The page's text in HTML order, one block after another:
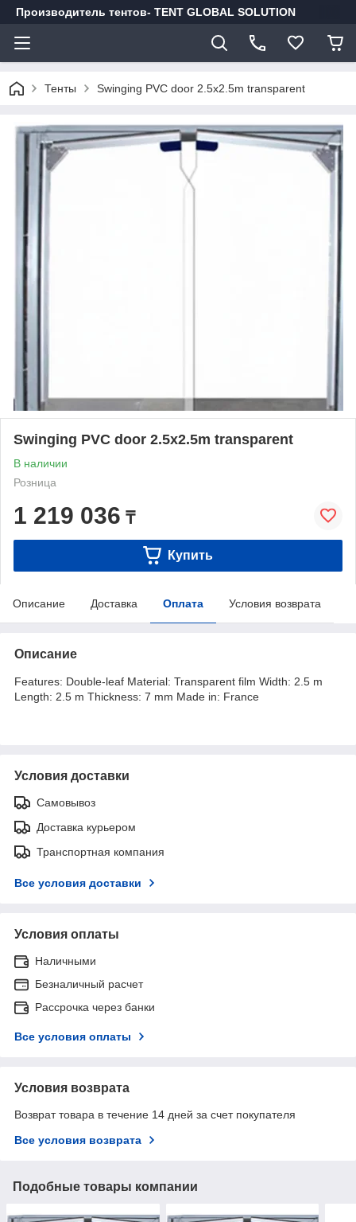
Производитель тентов- TENT GLOBAL SOLUTION
Тенты Swinging PVC door 2.5x2.5m transparent
Swinging PVC door 2.5x2.5m transparent
В наличии
Розница
1 219 036 ₸
Купить
Описание Доставка Оплата Условия возврата
Описание
Features: Double-leaf Material: Transparent film Width: 2.5 m
Length: 2.5 m Thickness: 7 mm Made in: France
Условия доставки
Самовывоз
Доставка курьером
Транспортная компания
Все условия доставки
Условия оплаты
Наличными
Безналичный расчет
Рассрочка через банки
Все условия оплаты
Условия возврата
Возврат товара в течение 14 дней за счет покупателя
Все условия возврата
Подобные товары компании